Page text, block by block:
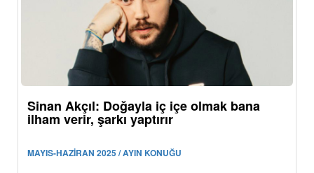
Sinan Akçıl: Doğayla iç içe olmak bana
ilham verir, şarkı yaptırır
MAYIS-HAZİRAN 2025 / AYIN KONUĞU